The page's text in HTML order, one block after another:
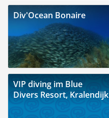
Div'Ocean Bonaire
VIP diving im Blue
Divers Resort, Kralendijk